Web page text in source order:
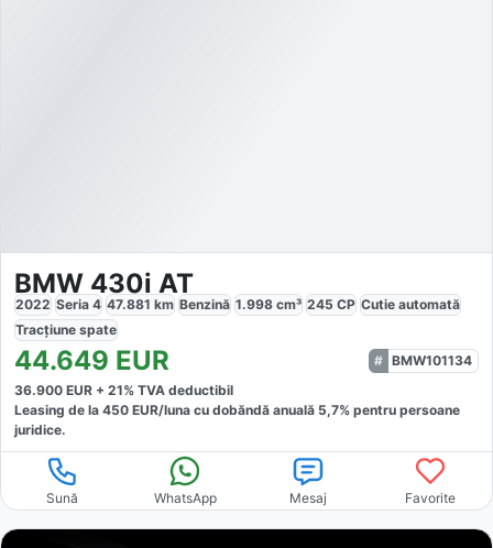
BMW 430i AT
2022 Seria 4 47.881 km Benzină 1.998 cm³ 245 CP Cutie automată
Tracțiune spate
44.649 EUR
BMW101134
36.900 EUR + 21% TVA deductibil
Leasing de la 450 EUR/luna cu dobăndă anuală 5,7% pentru persoane
juridice.
Sună WhatsApp Mesaj Favorite